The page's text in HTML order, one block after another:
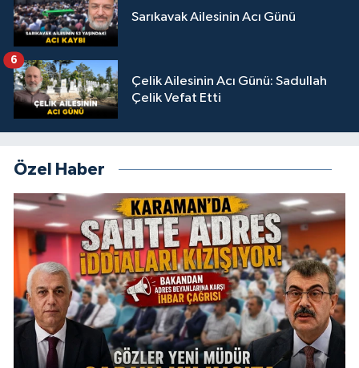
Sarıkavak Ailesinin Acı Günü
Çelik Ailesinin Acı Günü: Sadullah
Çelik Vefat Etti
6
Özel Haber